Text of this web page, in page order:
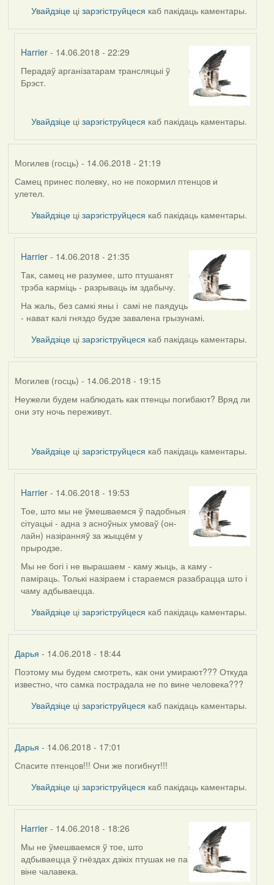
Увайдзіце цізарэгіструйцеся каб пакідаць каментары.
Harrier - 14.06.2018 - 22:29
In
reply
Дарья
Перадаў арганізатарам трансляцыі ў
Брэст.
Увайдзіце цізарэгіструйцеся каб пакідаць каментары.
Могилев (госць) - 14.06.2018 - 21:19
Самец принес полевку, но не покормил птенцов и
улетел.
Увайдзіце цізарэгіструйцеся каб пакідаць каментары.
Harrier - 14.06.2018 - 21:35
In
reply
to
by
(госць)
Так, самец не разумее, што птушанят
трэба карміць - разрываць ім здабычу.
На жаль, без самкі яны і самі не паядуць
- нават калі гняздо будзе завалена грызунамі.
Увайдзіце цізарэгіструйцеся каб пакідаць каментары.
Могилев (госць) - 14.06.2018 - 19:15
Неужели будем наблюдать как птенцы погибают? Вряд ли
они эту ночь переживут.
Увайдзіце цізарэгіструйцеся каб пакідаць каментары.
Harrier - 14.06.2018 - 19:53
In
reply
to
by
Могилев
(госць)
Тое, што мы не ўмешваемся ў падобныя
сітуацыі - адна з асноўных умоваў (он-
лайн) назіранняў за жыццём у
прыродзе.
Мы не богі і не вырашаем - каму жыць, а каму -
паміраць. Толькі назіраем і стараемся разабрацца што і
чаму адбываецца.
Увайдзіце цізарэгіструйцеся каб пакідаць каментары.
Дарья - 14.06.2018 - 18:44
Поэтому мы будем смотреть, как они умирают??? Откуда
известно, что самка пострадала не по вине человека???
Увайдзіце цізарэгіструйцеся каб пакідаць каментары.
Дарья - 14.06.2018 - 17:01
Спасите птенцов!!! Они же погибнут!!!
Увайдзіце цізарэгіструйцеся каб пакідаць каментары.
Harrier - 14.06.2018 - 18:26
In
reply
to
Мы не ўмешваемся ў тое, што
адбываецца ў гнёздах дзікіх птушак не па
віне чалавека.